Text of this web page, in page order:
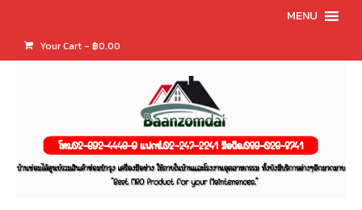
MENU
Your Cart - ฿0.00